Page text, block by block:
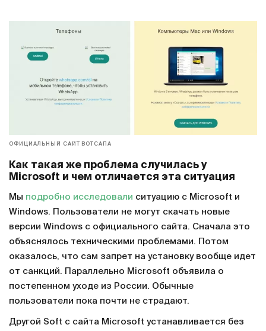
ОФИЦИАЛЬНЫЙ САЙТ ВОТСАПА
Как такая же проблема случилась у
Microsoft и чем отличается эта ситуация
Мы подробно исследовали ситуацию с Microsoft и
Windows. Пользователи не могут скачать новые
версии Windows с официального сайта. Сначала это
объяснялось техническими проблемами. Потом
оказалось, что сам запрет на установку вообще идет
от санкций. Параллельно Microsoft объявила о
постепенном уходе из России. Обычные
пользователи пока почти не страдают.
Другой Soft с сайта Microsoft устанавливается без